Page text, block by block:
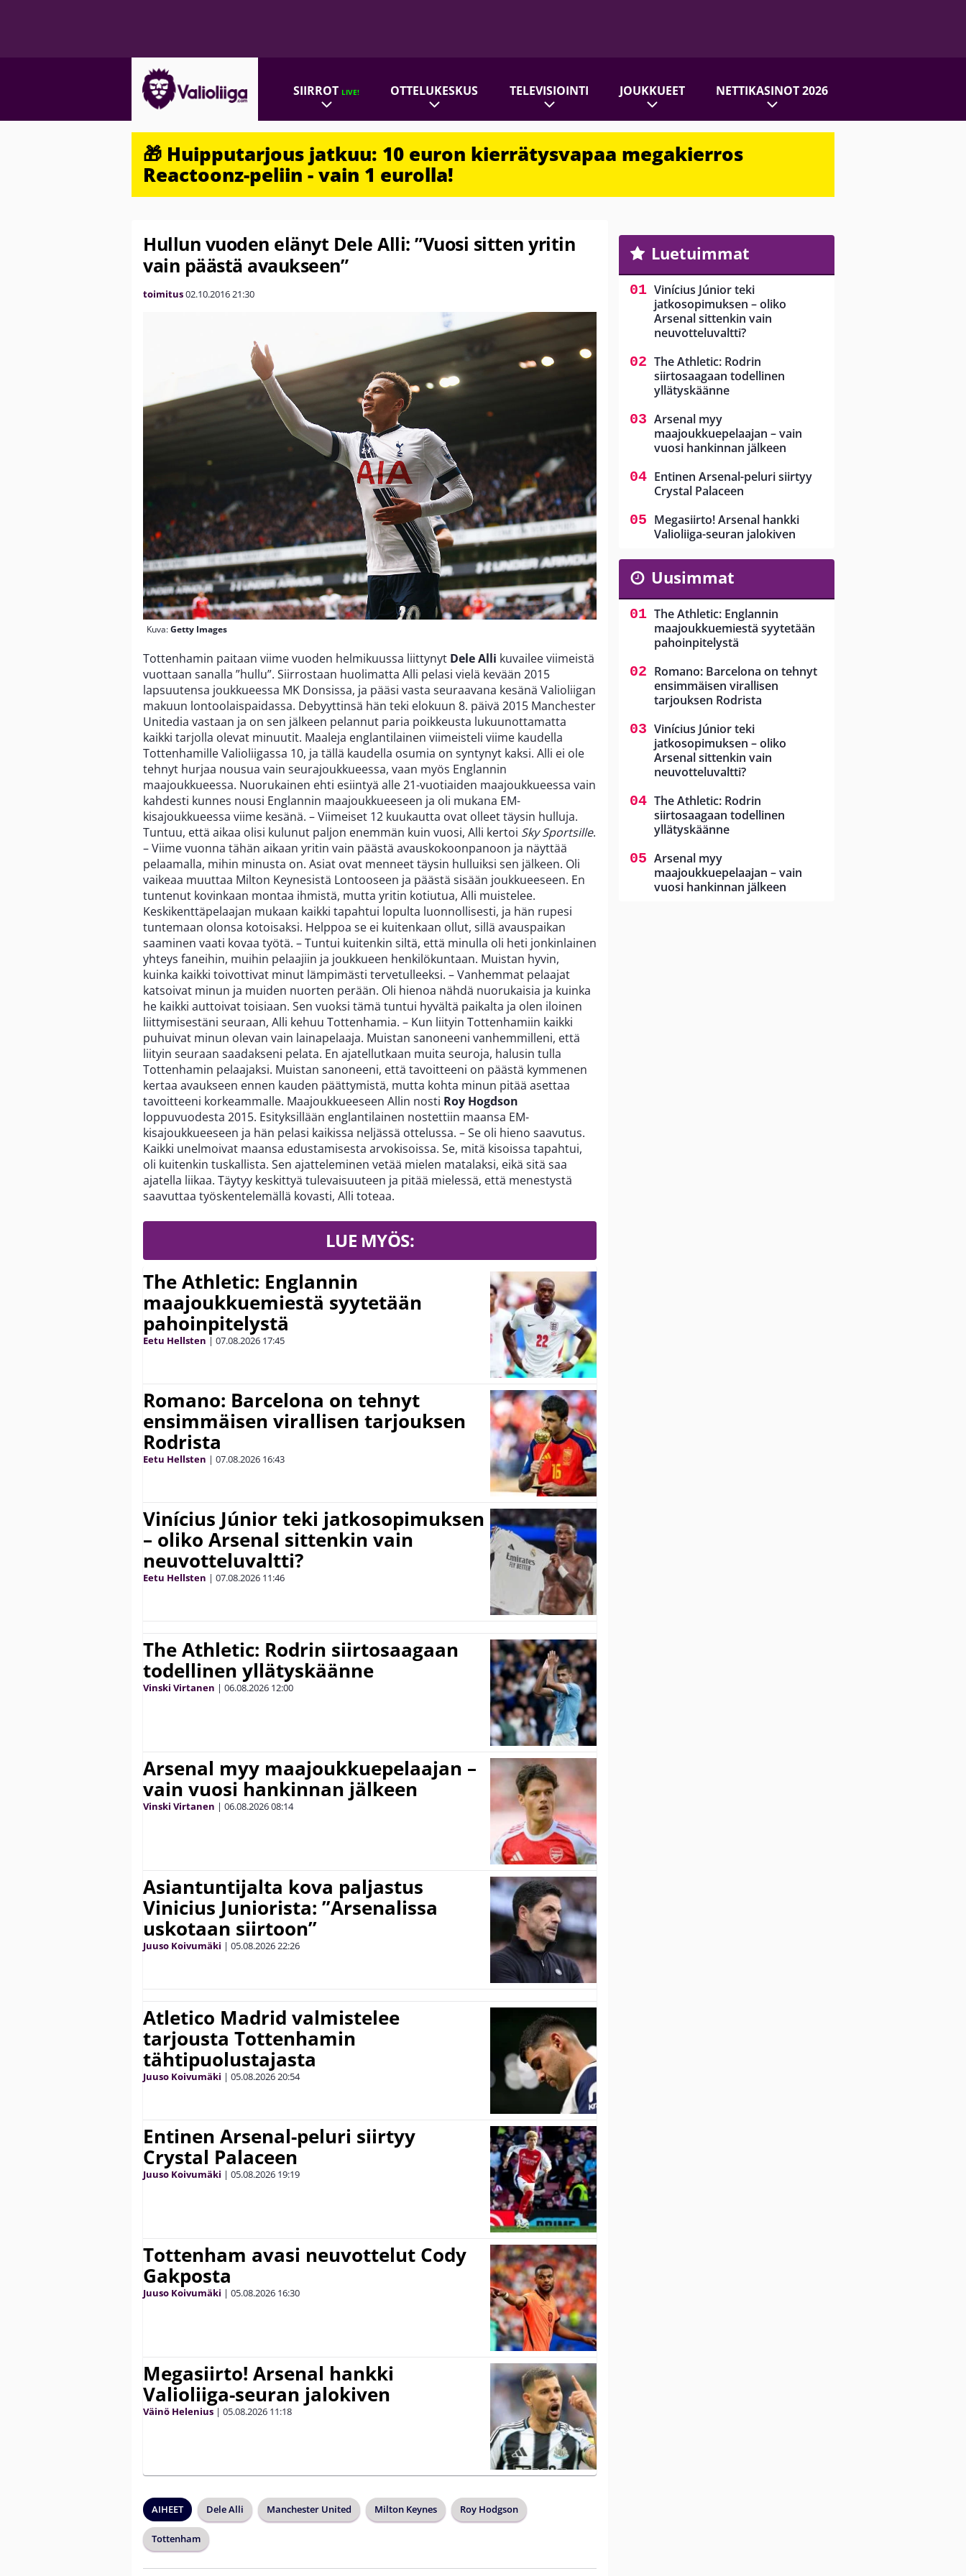
SIIRROTLIVE! OTTELUKESKUS TELEVISIOINTI JOUKKUEET NETTIKASINOT 2026
🎁 Huipputarjous jatkuu: 10 euron kierrätysvapaa megakierros
Reactoonz-peliin - vain 1 eurolla!
Hullun vuoden elänyt Dele Alli: ”Vuosi sitten yritin
vain päästä avaukseen”
toimitus02.10.201621:30
Kuva:Getty Images
Tottenhamin paitaan viime vuoden helmikuussa liittynyt Dele Alli kuvailee viimeistä
vuottaan sanalla ”hullu”. Siirrostaan huolimatta Alli pelasi vielä kevään 2015
lapsuutensa joukkueessa MK Donsissa, ja pääsi vasta seuraavana kesänä Valioliigan
makuun lontoolaispaidassa. Debyyttinsä hän teki elokuun 8. päivä 2015 Manchester
Unitedia vastaan ja on sen jälkeen pelannut paria poikkeusta lukuunottamatta
kaikki tarjolla olevat minuutit. Maaleja englantilainen viimeisteli viime kaudella
Tottenhamille Valioliigassa 10, ja tällä kaudella osumia on syntynyt kaksi. Alli ei ole
tehnyt hurjaa nousua vain seurajoukkueessa, vaan myös Englannin
maajoukkueessa. Nuorukainen ehti esiintyä alle 21-vuotiaiden maajoukkueessa vain
kahdesti kunnes nousi Englannin maajoukkueeseen ja oli mukana EM-
kisajoukkueessa viime kesänä. – Viimeiset 12 kuukautta ovat olleet täysin hulluja.
Tuntuu, että aikaa olisi kulunut paljon enemmän kuin vuosi, Alli kertoi Sky Sportsille.
– Viime vuonna tähän aikaan yritin vain päästä avauskokoonpanoon ja näyttää
pelaamalla, mihin minusta on. Asiat ovat menneet täysin hulluiksi sen jälkeen. Oli
vaikeaa muuttaa Milton Keynesistä Lontooseen ja päästä sisään joukkueeseen. En
tuntenut kovinkaan montaa ihmistä, mutta yritin kotiutua, Alli muistelee.
Keskikenttäpelaajan mukaan kaikki tapahtui lopulta luonnollisesti, ja hän rupesi
tuntemaan olonsa kotoisaksi. Helppoa se ei kuitenkaan ollut, sillä avauspaikan
saaminen vaati kovaa työtä. – Tuntui kuitenkin siltä, että minulla oli heti jonkinlainen
yhteys faneihin, muihin pelaajiin ja joukkueen henkilökuntaan. Muistan hyvin,
kuinka kaikki toivottivat minut lämpimästi tervetulleeksi. – Vanhemmat pelaajat
katsoivat minun ja muiden nuorten perään. Oli hienoa nähdä nuorukaisia ja kuinka
he kaikki auttoivat toisiaan. Sen vuoksi tämä tuntui hyvältä paikalta ja olen iloinen
liittymisestäni seuraan, Alli kehuu Tottenhamia. – Kun liityin Tottenhamiin kaikki
puhuivat minun olevan vain lainapelaaja. Muistan sanoneeni vanhemmilleni, että
liityin seuraan saadakseni pelata. En ajatellutkaan muita seuroja, halusin tulla
Tottenhamin pelaajaksi. Muistan sanoneeni, että tavoitteeni on päästä kymmenen
kertaa avaukseen ennen kauden päättymistä, mutta kohta minun pitää asettaa
tavoitteeni korkeammalle. Maajoukkueeseen Allin nosti Roy Hogdson
loppuvuodesta 2015. Esityksillään englantilainen nostettiin maansa EM-
kisajoukkueeseen ja hän pelasi kaikissa neljässä ottelussa. – Se oli hieno saavutus.
Kaikki unelmoivat maansa edustamisesta arvokisoissa. Se, mitä kisoissa tapahtui,
oli kuitenkin tuskallista. Sen ajatteleminen vetää mielen matalaksi, eikä sitä saa
ajatella liikaa. Täytyy keskittyä tulevaisuuteen ja pitää mielessä, että menestystä
saavuttaa työskentelemällä kovasti, Alli toteaa.
LUE MYÖS:
The Athletic: Englannin
maajoukkuemiestä syytetään
pahoinpitelystä
Eetu Hellsten | 07.08.2026 17:45
Romano: Barcelona on tehnyt
ensimmäisen virallisen tarjouksen
Rodrista
Eetu Hellsten | 07.08.2026 16:43
Vinícius Júnior teki jatkosopimuksen
– oliko Arsenal sittenkin vain
neuvotteluvaltti?
Eetu Hellsten | 07.08.2026 11:46
The Athletic: Rodrin siirtosaagaan
todellinen yllätyskäänne
Vinski Virtanen | 06.08.2026 12:00
Arsenal myy maajoukkuepelaajan –
vain vuosi hankinnan jälkeen
Vinski Virtanen | 06.08.202608:14
Asiantuntijalta kova paljastus
Vinicius Juniorista: ”Arsenalissa
uskotaan siirtoon”
Juuso Koivumäki | 05.08.202622:26
Atletico Madrid valmistelee
tarjousta Tottenhamin
tähtipuolustajasta
Juuso Koivumäki | 05.08.202620:54
Entinen Arsenal-peluri siirtyy
Crystal Palaceen
Juuso Koivumäki | 05.08.2026 19:19
Tottenham avasi neuvottelut Cody
Gakposta
Juuso Koivumäki | 05.08.2026 16:30
Megasiirto! Arsenal hankki
Valioliiga-seuran jalokiven
Väinö Helenius | 05.08.2026 11:18
AIHEET Dele Alli Manchester United Milton Keynes Roy Hodgson
Tottenham
Luetuimmat
Vinícius Júnior teki
jatkosopimuksen – oliko
Arsenal sittenkin vain
neuvotteluvaltti?
The Athletic: Rodrin
siirtosaagaan todellinen
yllätyskäänne
Arsenal myy
maajoukkuepelaajan – vain
vuosi hankinnan jälkeen
Entinen Arsenal-peluri siirtyy
Crystal Palaceen
Megasiirto! Arsenal hankki
Valioliiga-seuran jalokiven
Uusimmat
The Athletic: Englannin
maajoukkuemiestä syytetään
pahoinpitelystä
Romano: Barcelona on tehnyt
ensimmäisen virallisen
tarjouksen Rodrista
Vinícius Júnior teki
jatkosopimuksen – oliko
Arsenal sittenkin vain
neuvotteluvaltti?
The Athletic: Rodrin
siirtosaagaan todellinen
yllätyskäänne
Arsenal myy
maajoukkuepelaajan – vain
vuosi hankinnan jälkeen